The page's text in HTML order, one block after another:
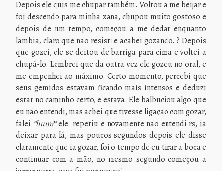
Depois ele quis me chupar também. Voltou a me beijar e
foi descendo para minha xana, chupou muito gostoso e
depois de um tempo, começou a me dedar enquanto
lambia, claro que não resisti e acabei gozando. ? Depois
que gozei, ele se deitou de barriga para cima e voltei a
chupá-lo. Lembrei que da outra vez ele gozou no oral, e
me empenhei ao máximo. Certo momento, percebi que
seus gemidos estavam ficando mais intensos e deduzi
estar no caminho certo, e estava. Ele balbuciou algo que
eu não entendi, mas achei que tivesse ligação com gozar,
falei “hum?”ele repetiu e novamente não entendi rs, ia
deixar para lá, mas poucos segundos depois ele disse
claramente que ia gozar, foi o tempo de eu tirar a boca e
continuar com a mão, no mesmo segundo começou a